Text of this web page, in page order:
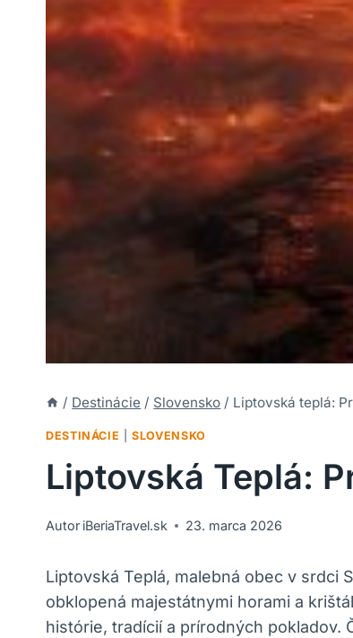
/ Destinácie / Slovensko / Liptovská teplá:
DESTINÁCIE |SLOVENSKO
Liptovská Teplá:
Autor iBeriaTravel.sk 23. marca 2026
Liptovská Teplá, malebná obec v srdci
obklopená majestátnymi horami a
histórie, tradícií a prírodných pokladov.